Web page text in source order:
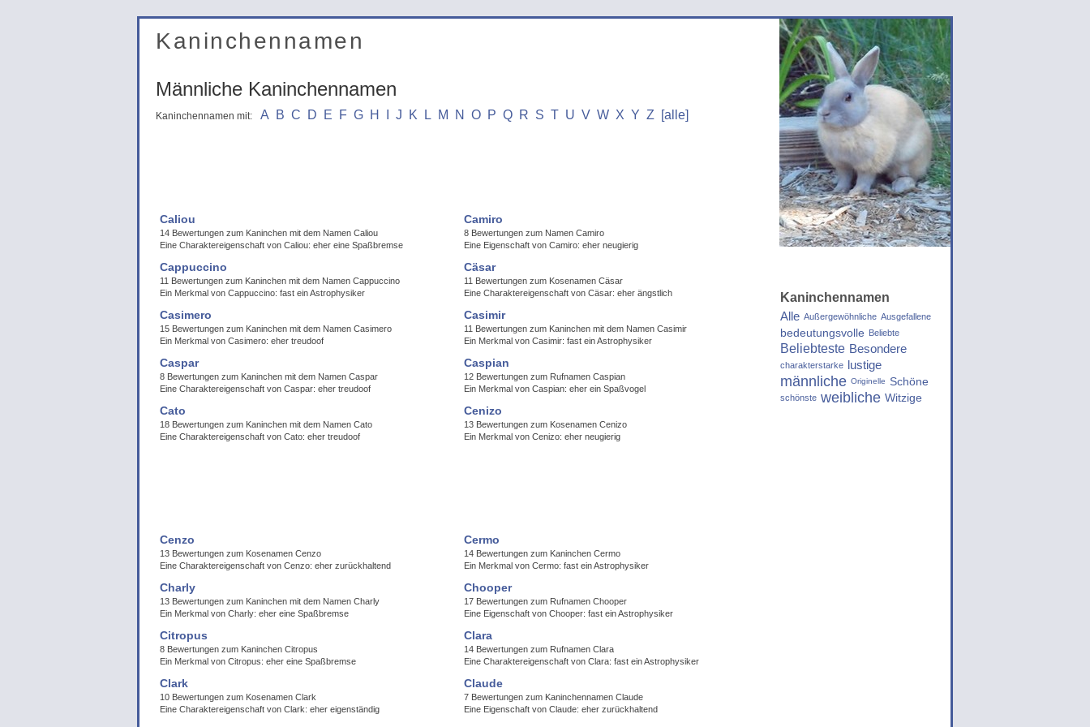
Kaninchennamen
Männliche Kaninchennamen
Kaninchennamen mit: A B C D E F G H J K L M N O P Q R S T U V W X Y Z [alle]
Caliou
14 Bewertungen zum Kaninchen mit dem Namen Caliou
Eine Charaktereigenschaft von Caliou: eher eine Spaßbremse
Camiro
8 Bewertungen zum Namen Camiro
Eine Eigenschaft von Camiro: eher neugierig
Cappuccino
11 Bewertungen zum Kaninchen mit dem Namen Cappuccino
Ein Merkmal von Cappuccino: fast ein Astrophysiker
Cäsar
11 Bewertungen zum Kosenamen Cäsar
Eine Charaktereigenschaft von Cäsar: eher ängstlich
Casimero
15 Bewertungen zum Kaninchen mit dem Namen Casimero
Ein Merkmal von Casimero: eher treudoof
Casimir
11 Bewertungen zum Kaninchen mit dem Namen Casimir
Ein Merkmal von Casimir: fast ein Astrophysiker
Caspar
8 Bewertungen zum Kaninchen mit dem Namen Caspar
Eine Charaktereigenschaft von Caspar: eher treudoof
Caspian
12 Bewertungen zum Rufnamen Caspian
Ein Merkmal von Caspian: eher ein Spaßvogel
Cato
18 Bewertungen zum Kaninchen mit dem Namen Cato
Eine Charaktereigenschaft von Cato: eher treudoof
Cenizo
13 Bewertungen zum Kosenamen Cenizo
Ein Merkmal von Cenizo: eher neugierig
Cenzo
13 Bewertungen zum Kosenamen Cenzo
Eine Charaktereigenschaft von Cenzo: eher zurückhaltend
Cermo
14 Bewertungen zum Kaninchen Cermo
Ein Merkmal von Cermo: fast ein Astrophysiker
Charly
13 Bewertungen zum Kaninchen mit dem Namen Charly
Ein Merkmal von Charly: eher eine Spaßbremse
Chooper
17 Bewertungen zum Rufnamen Chooper
Eine Eigenschaft von Chooper: fast ein Astrophysiker
Citropus
8 Bewertungen zum Kaninchen Citropus
Ein Merkmal von Citropus: eher eine Spaßbremse
Clara
14 Bewertungen zum Rufnamen Clara
Eine Charaktereigenschaft von Clara: fast ein Astrophysiker
Clark
10 Bewertungen zum Kosenamen Clark
Eine Charaktereigenschaft von Clark: eher eigenständig
Claude
7 Bewertungen zum Kaninchennamen Claude
Eine Eigenschaft von Claude: eher zurückhaltend
Kaninchennamen
Alle Außergewöhnliche Ausgefallene
bedeutungsvolle Beliebte
Beliebteste Besondere
charakterstarke lustige
männliche Originelle Schöne
schönste weibliche Witzige